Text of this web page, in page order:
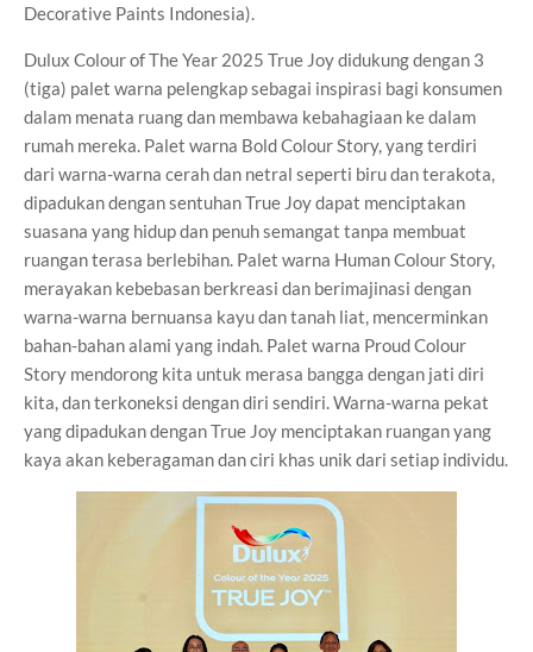
Decorative Paints Indonesia).
Dulux Colour of The Year 2025 True Joy didukung dengan 3
(tiga) palet warna pelengkap sebagai inspirasi bagi konsumen
dalam menata ruang dan membawa kebahagiaan ke dalam
rumah mereka. Palet warna Bold Colour Story, yang terdiri
dari warna-warna cerah dan netral seperti biru dan terakota,
dipadukan dengan sentuhan True Joy dapat menciptakan
suasana yang hidup dan penuh semangat tanpa membuat
ruangan terasa berlebihan. Palet warna Human Colour Story,
merayakan kebebasan berkreasi dan berimajinasi dengan
warna-warna bernuansa kayu dan tanah liat, mencerminkan
bahan-bahan alami yang indah. Palet warna Proud Colour
Story mendorong kita untuk merasa bangga dengan jati diri
kita, dan terkoneksi dengan diri sendiri. Warna-warna pekat
yang dipadukan dengan True Joy menciptakan ruangan yang
kaya akan keberagaman dan ciri khas unik dari setiap individu.